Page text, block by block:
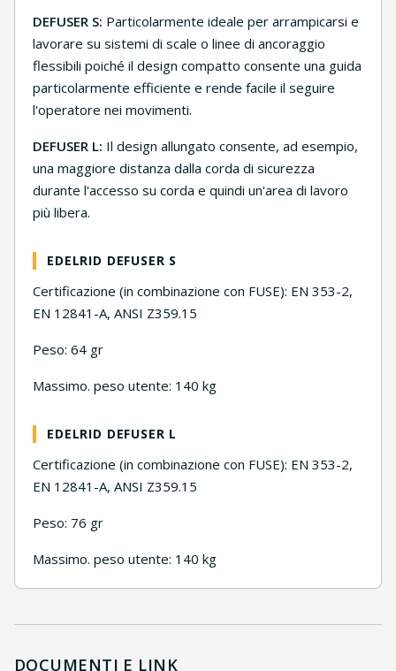
DEFUSER S: Particolarmente ideale per arrampicarsi e
lavorare su sistemi di scale o linee di ancoraggio
flessibili poiché il design compatto consente una guida
particolarmente efficiente e rende facile il seguire
l'operatore nei movimenti.
DEFUSER L: Il design allungato consente, ad esempio,
una maggiore distanza dalla corda di sicurezza
durante l'accesso su corda e quindi un'area di lavoro
più libera.
EDELRID DEFUSER S
Certificazione (in combinazione con FUSE): EN 353-2,
EN 12841-A, ANSI Z359.15
Peso: 64 gr
Massimo. peso utente: 140 kg
EDELRID DEFUSER L
Certificazione (in combinazione con FUSE): EN 353-2,
EN 12841-A, ANSI Z359.15
Peso: 76 gr
Massimo. peso utente: 140 kg
DOCUMENTI E LINK